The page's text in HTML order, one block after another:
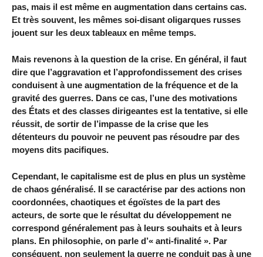
pas, mais il est même en augmentation dans certains cas.
Et très souvent, les mêmes soi-disant oligarques russes
jouent sur les deux tableaux en même temps.
Mais revenons à la question de la crise. En général, il faut
dire que l’aggravation et l’approfondissement des crises
conduisent à une augmentation de la fréquence et de la
gravité des guerres. Dans ce cas, l’une des motivations
des États et des classes dirigeantes est la tentative, si elle
réussit, de sortir de l’impasse de la crise que les
détenteurs du pouvoir ne peuvent pas résoudre par des
moyens dits pacifiques.
Cependant, le capitalisme est de plus en plus un système
de chaos généralisé. Il se caractérise par des actions non
coordonnées, chaotiques et égoïstes de la part des
acteurs, de sorte que le résultat du développement ne
correspond généralement pas à leurs souhaits et à leurs
plans. En philosophie, on parle d’« anti-finalité ». Par
conséquent, non seulement la guerre ne conduit pas à une